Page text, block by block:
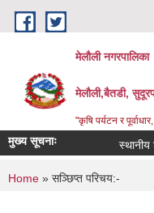
Skip to main content
मेलौली नगरपालिका
मेलौली,बैतडी,
"कृषि पर्यटन र
मुख्य सूचनाः स्थानीय
You are here
Home » सञ्छिप्त परिचय:-